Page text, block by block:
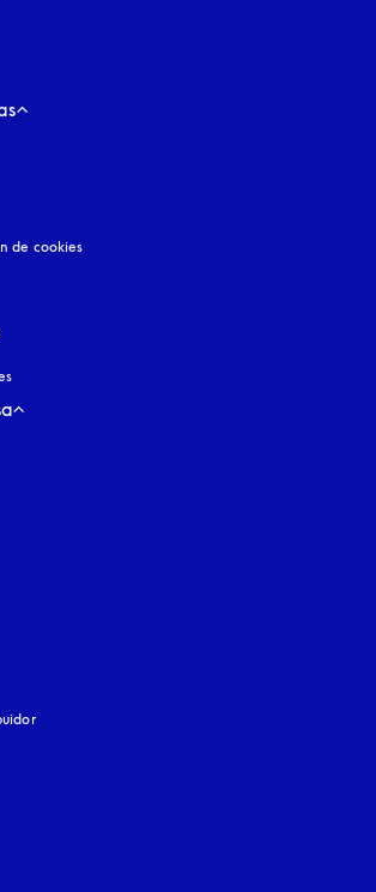
de cookies